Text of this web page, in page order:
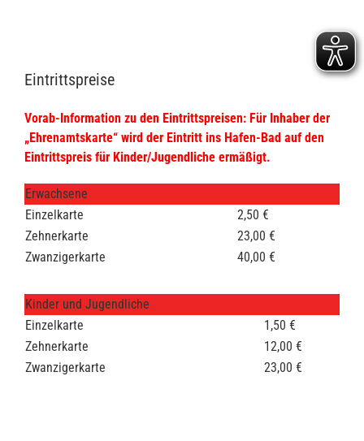
Eintrittspreise
Vorab-Information zu den Eintrittspreisen: Für Inhaber der
„Ehrenamtskarte“ wird der Eintritt ins Hafen-Bad auf den
Eintrittspreis für Kinder/Jugendliche ermäßigt.
Erwachsene
Einzelkarte
2,50 €
Zehnerkarte
23,00 €
Zwanzigerkarte
40,00 €
Kinder und Jugendliche
Einzelkarte
1,50 €
Zehnerkarte
12,00 €
Zwanzigerkarte
23,00 €